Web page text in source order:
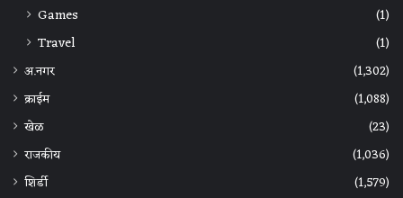
Games
(1)
Travel
(1)
अ.नगर
(1,302)
क्राईम
(1,088)
खेळ
(23)
राजकीय
(1,036)
शिर्डी
(1,579)